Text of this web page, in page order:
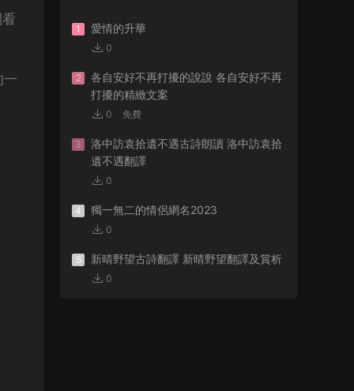
一
1 愛情的升華
0
2
各自安好不再打擾的說說 各自安好不再
打擾的精緻文案
0 免費
3
洛中訪袁拾遺不遇古詩朗讀 洛中訪袁拾
遺不遇翻譯
0
4 獨一無二的情侶網名2023
0
5 新晴野望古詩翻譯 新晴野望翻譯及賞析
0